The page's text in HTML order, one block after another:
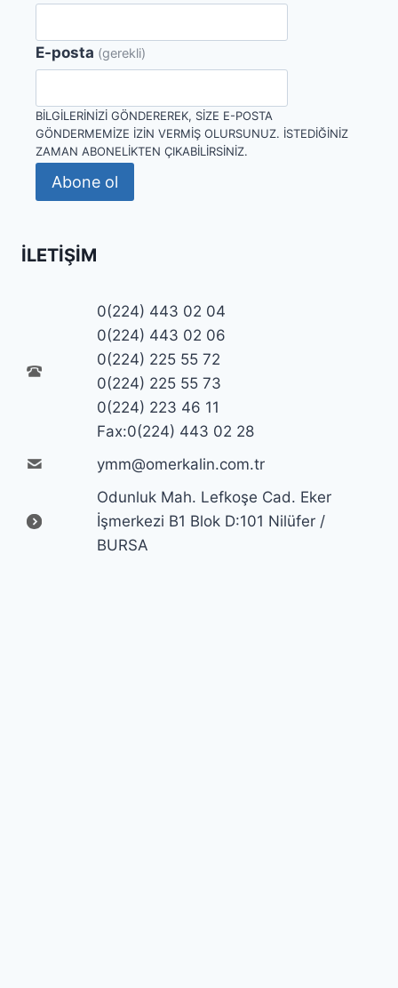
E-posta (gerekli)
BILGILERINIZI GÖNDEREREK, SIZE E-POSTA
GÖNDERMEMIZE IZIN VERMIŞ OLURSUNUZ. İSTEDIĞINIZ
ZAMAN ABONELIKTEN ÇIKABILIRSINIZ.
Abone ol
İLETIŞIM
0(224) 443 02 04
0(224) 443 02 06
0(224) 225 55 72
0(224) 225 55 73
0(224) 223 46 11
Fax:0(224) 443 02 28
ymm@omerkalin.com.tr
Odunluk Mah. Lefkoşe Cad. Eker
İşmerkezi B1 Blok D:101 Nilüfer /
BURSA